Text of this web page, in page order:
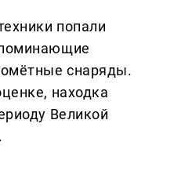
попали
снаряды.
находка
Великой